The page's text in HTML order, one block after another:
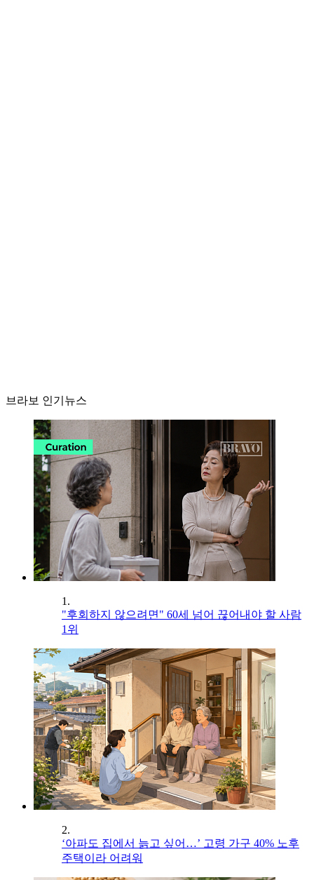
브라보 인기뉴스
1.
"후회하지 않으려면" 60세 넘어 끊어내야 할 사람
1위
2.
‘아파도 집에서 늙고 싶어…’ 고령 가구 40% 노후
주택이라 어려워